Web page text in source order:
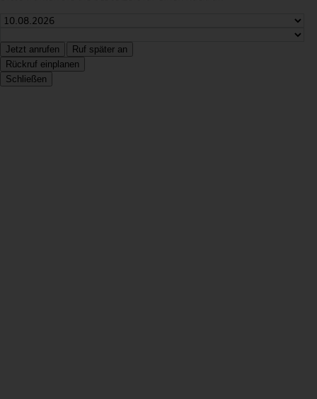
Jetzt anrufen
Ruf später an
Rückruf einplanen
Schließen